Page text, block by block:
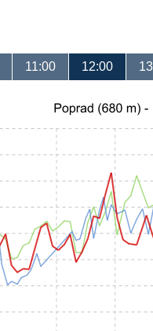
11:00 12:00